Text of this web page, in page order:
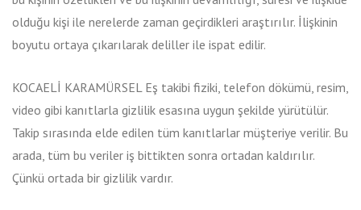
olduğu kişi ile nerelerde zaman geçirdikleri araştırılır. İlişkinin
boyutu ortaya çıkarılarak deliller ile ispat edilir.
KOCAELİ KARAMÜRSEL Eş takibi fiziki, telefon dökümü, resim,
video gibi kanıtlarla gizlilik esasına uygun şekilde yürütülür.
Takip sırasında elde edilen tüm kanıtlarlar müşteriye verilir. Bu
arada, tüm bu veriler iş bittikten sonra ortadan kaldırılır.
Çünkü ortada bir gizlilik vardır.